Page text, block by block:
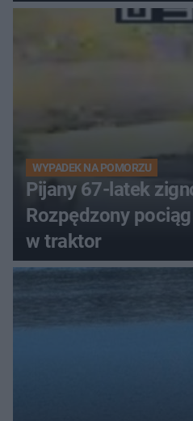
WYPADEK NA POMORZU
Pijany 67-latek
Rozpędzony
w traktor